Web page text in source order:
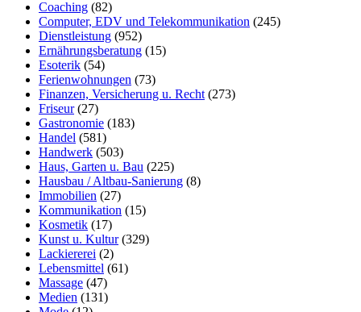
Coaching (82)
Computer, EDV und Telekommunikation (245)
Dienstleistung (952)
Ernährungsberatung (15)
Esoterik (54)
Ferienwohnungen (73)
Finanzen, Versicherung u. Recht (273)
Friseur(27)
Gastronomie (183)
Handel (581)
Handwerk (503)
Haus, Garten u. Bau (225)
Hausbau / Altbau-Sanierung (8)
Immobilien (27)
Kommunikation (15)
Kosmetik (17)
Kunst u. Kultur(329)
Lackiererei (2)
Lebensmittel (61)
Massage (47)
Medien (131)